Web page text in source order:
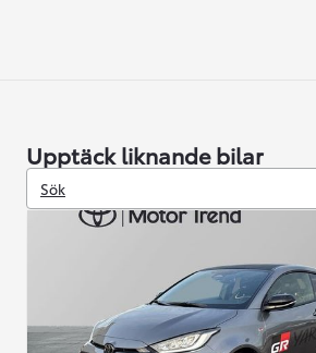
Upptäck liknande bilar
Sök